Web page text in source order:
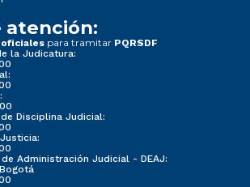
atención:
oficiales para tramitar PQRSDF
la Judicatura:
Disciplina Judicial:
Administración Judicial - DEAJ: